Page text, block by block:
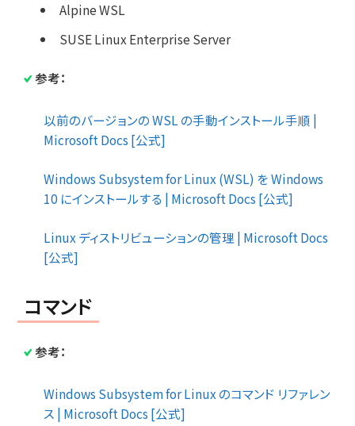
Alpine WSL
SUSE Linux Enterprise Server
参考：
以前のバージョンの WSL の手動インストール手順 |
Microsoft Docs [公式]
Windows Subsystem for Linux (WSL) を Windows
10 にインストールする | Microsoft Docs [公式]
Linux ディストリビューションの管理 | Microsoft Docs
[公式]
コマンド
参考：
Windows Subsystem for Linux のコマンド リファレン
ス | Microsoft Docs [公式]